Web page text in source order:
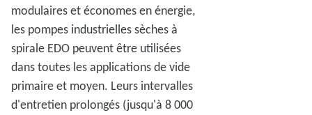
modulaires et économes en énergie,
les pompes industrielles sèches à
spirale EDO peuvent être utilisées
dans toutes les applications de vide
primaire et moyen. Leurs intervalles
d'entretien prolongés (jusqu'à 8 000